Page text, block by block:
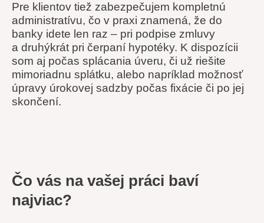
Pre klientov tiež zabezpečujem kompletnú
administratívu, čo v praxi znamená, že do
banky idete len raz – pri podpise zmluvy
a druhýkrát pri čerpaní hypotéky. K dispozícii
som aj počas splácania úveru, či už riešite
mimoriadnu splátku, alebo napríklad možnosť
úpravy úrokovej sadzby počas fixácie či po jej
skončení.
Čo vás na vašej práci baví
najviac?